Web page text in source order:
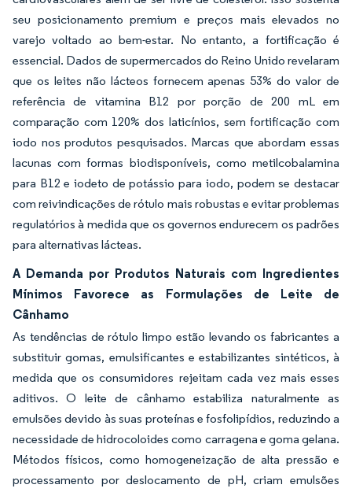
seu posicionamento premium e preços mais elevados no
varejo voltado ao bem-estar. No entanto, a fortificação é
essencial. Dados de supermercados do Reino Unido revelaram
que os leites não lácteos fornecem apenas 53% do valor de
referência de vitamina B12 por porção de 200 mL em
comparação com 120% dos laticínios, sem fortificação com
iodo nos produtos pesquisados. Marcas que abordam essas
lacunas com formas biodisponíveis, como metilcobalamina
para B12 e iodeto de potássio para iodo, podem se destacar
com reivindicações de rótulo mais robustas e evitar problemas
regulatórios à medida que os governos endurecem os padrões
para alternativas lácteas.
A Demanda por Produtos Naturais com Ingredientes
Mínimos Favorece as Formulações de Leite de
Cânhamo
As tendências de rótulo limpo estão levando os fabricantes a
substituir gomas, emulsificantes e estabilizantes sintéticos, à
medida que os consumidores rejeitam cada vez mais esses
aditivos. O leite de cânhamo estabiliza naturalmente as
emulsões devido às suas proteínas e fosfolipídios, reduzindo a
necessidade de hidrocoloides como carragena e goma gelana.
Métodos físicos, como homogeneização de alta pressão e
processamento por deslocamento de pH, criam emulsões